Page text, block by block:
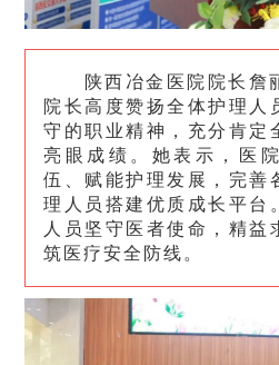
陕西冶金医院院长詹
院长高度赞扬全体护理人
守的职业精神，充分肯定
亮眼成绩。她表示，医
伍、赋能护理发展，完善
理人员搭建优质成长平台
人员坚守医者使命，精益
筑医疗安全防线。